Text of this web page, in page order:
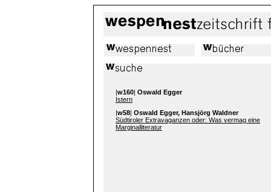
|w160| Oswald Egger
Istern
w58 Oswald Egger, Hansjörg Waldner
Südtiroler Extravaganzen oder: Was vermag eine
Marginalliteratur